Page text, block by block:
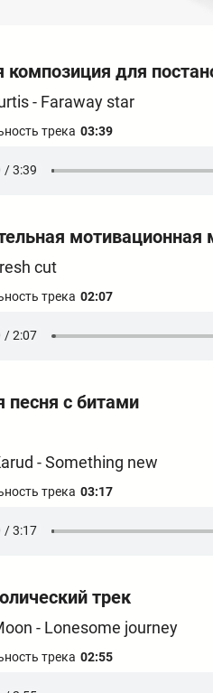
композиция для
- Faraway star
трека 03:39
мотивационная
cut
трека 02:07
песня с битами
- Something new
трека 03:17
трек
- Lonesome journey
трека 02:55